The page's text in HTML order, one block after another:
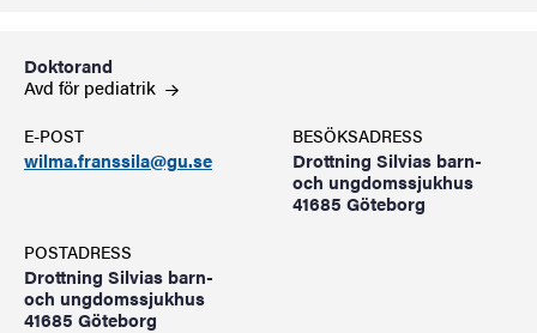
Doktorand
Avd förpediatrik
E-POST
wilma.franssila@gu.se
BESÖKSADRESS
Drottning Silvias barn-
och ungdomssjukhus
41685 Göteborg
POSTADRESS
Drottning Silvias barn-
och ungdomssjukhus
41685 Göteborg